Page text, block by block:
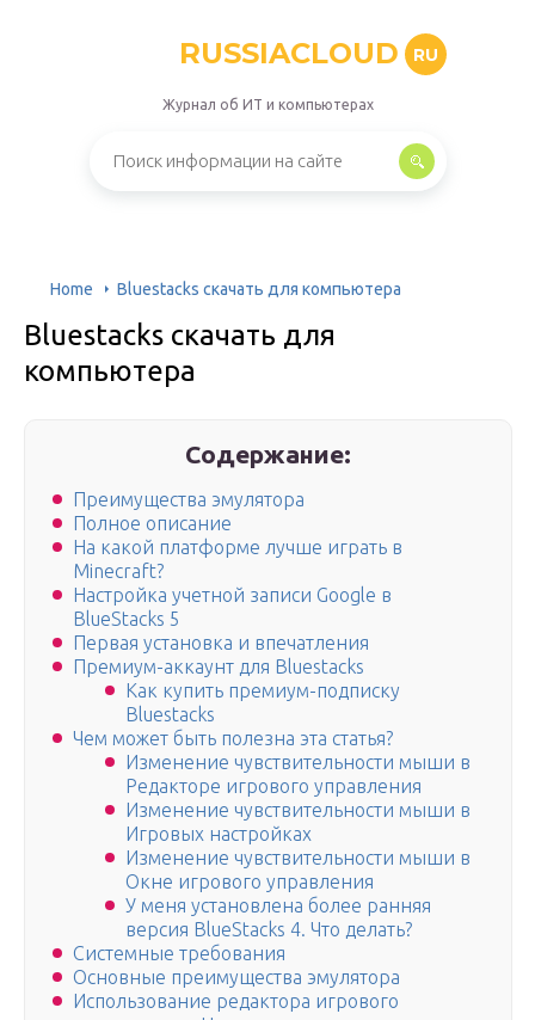
RUSSIACLOUD RU
Журнал об ИТ и компьютерах
Home Bluestacks скачать для компьютера
Bluestacks скачать для
компьютера
Содержание:
Преимущества эмулятора
Полное описание
На какой платформе лучше играть в
Minecraft?
Настройка учетной записи Google в
BlueStacks 5
Первая установка и впечатления
Премиум-аккаунт для Bluestacks
Как купить премиум-подписку
Bluestacks
Чем может быть полезна эта статья?
Изменение чувствительности мыши в
Редакторе игрового управления
Изменение чувствительности мыши в
Игровых настройках
Изменение чувствительности мыши в
Окне игрового управления
У меня установлена более ранняя
версия BlueStacks 4. Что делать?
Системные требования
Основные преимущества эмулятора
Использование редактора игрового